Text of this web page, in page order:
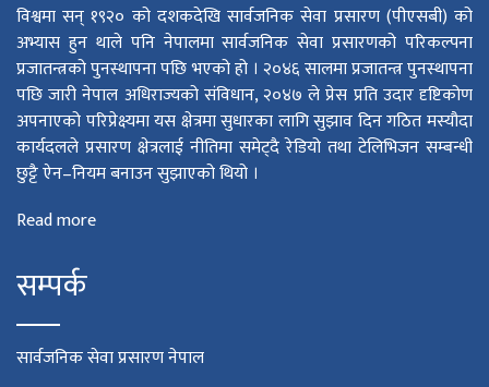
विश्वमा सन् १९२० को दशकदेखि सार्वजनिक सेवा प्रसारण (पीएसबी) को
अभ्यास हुन थाले पनि नेपालमा सार्वजनिक सेवा प्रसारणको परिकल्पना
प्रजातन्त्रको पुनस्थापना पछि भएको हो । २०४६ सालमा प्रजातन्त्र पुनस्थापना
पछि जारी नेपाल अधिराज्यको संविधान, २०४७ ले प्रेस प्रति उदार दृष्टिकोण
अपनाएको परिप्रेक्ष्यमा यस क्षेत्रमा सुधारका लागि सुझाव दिन गठित मस्यौदा
कार्यदलले प्रसारण क्षेत्रलाई नीतिमा समेट्दै रेडियो तथा टेलिभिजन सम्बन्धी
छुट्टै ऐन–नियम बनाउन सुझाएको थियो ।
Read more
सम्पर्क
सार्वजनिक सेवा प्रसारण नेपाल